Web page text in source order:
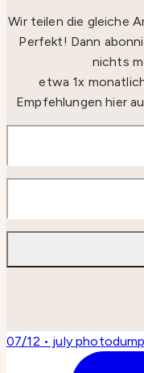
Wir teilen die gleiche
Perfekt! Dann
nichts
etwa 1x
Empfehlungen hier
07/12 • july